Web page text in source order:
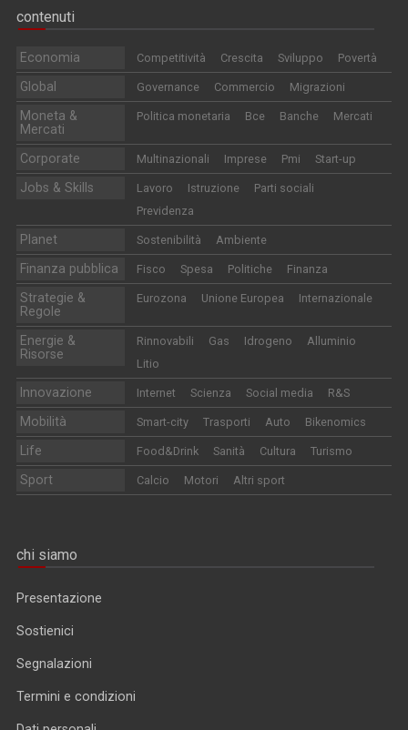
contenuti
Economia Competitività Crescita Sviluppo Povertà
Global Governance Commercio Migrazioni
Moneta &
Mercati
Politica monetaria Bce Banche Mercati
Corporate Multinazionali Imprese Pmi Start-up
Jobs & Skills Lavoro Istruzione
Parti sociali
Previdenza
Planet Sostenibilità Ambiente
Finanza pubblica Fisco Spesa Politiche Finanza
Strategie &
Regole
Eurozona Unione Europea Internazionale
Energie &
Risorse
Rinnovabili Gas Idrogeno
Alluminio
Litio
Innovazione Internet Scienza Social media R&S
Mobilità Smart-city Trasporti Auto Bikenomics
Life Food&Drink Sanità Cultura Turismo
Sport Calcio Motori Altri sport
chi siamo
Presentazione
Sostienici
Segnalazioni
Termini e condizioni